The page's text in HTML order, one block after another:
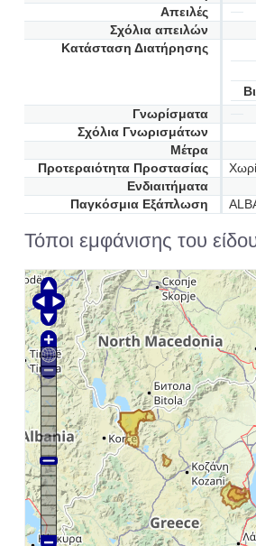
Απειλές
Σχόλια απειλών
Κατάσταση Διατήρησης
Γνωρίσματα
Σχόλια Γνωρισμάτων
Μέτρα
Προτεραιότητα Προστασίας
Ενδιαιτήματα
Παγκόσμια Εξάπλωση
Τόποι εμφάνισης του